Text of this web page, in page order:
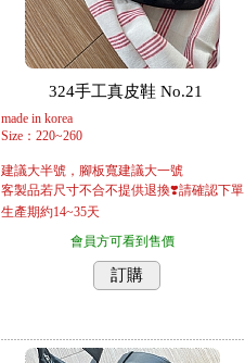
324手工真皮鞋 No.21
made in korea
Size：220~260
建議大半號，腳板寬建議大一號
客製品若尺寸不合不提供退換❣️請確認下單
生產期約14~35天
會員方可看到售價
訂購